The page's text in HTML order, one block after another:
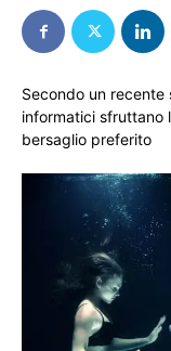
Secondo un
informatici sfruttano
bersaglio preferito